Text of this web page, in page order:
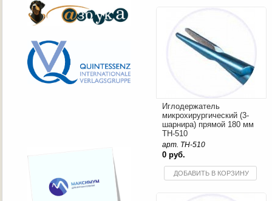
Иглодержатель
микрохирургический (3-
шарнира) прямой 180 мм
TH-510
арт. TH-510
0 руб.
ДОБАВИТЬ В КОРЗИНУ